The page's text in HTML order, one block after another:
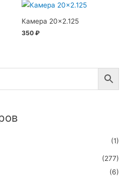
Камера 20×2.125
350 ₽
(1)
(277)
(6)